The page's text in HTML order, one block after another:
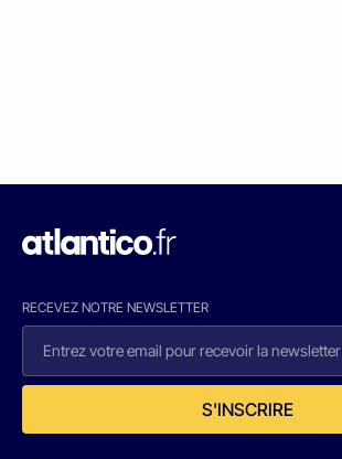
RECEVEZ NOTRE NEWSLETTER
S'INSCRIRE